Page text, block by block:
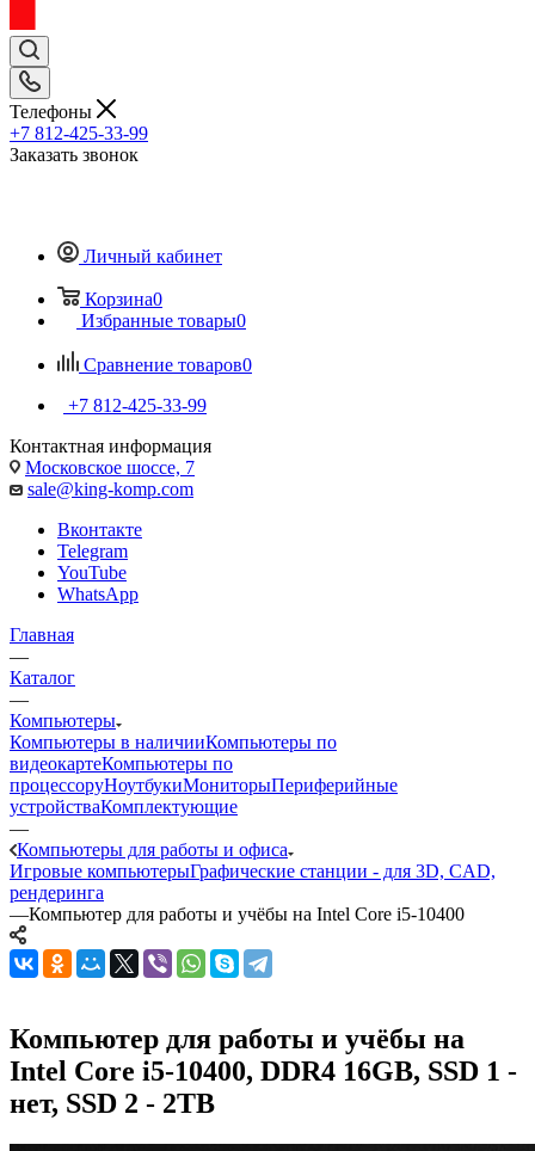
Телефоны
+7 812-425-33-99
Заказать звонок
Личный кабинет
Корзина0
Избранные товары0
Сравнение товаров0
+7 812-425-33-99
Контактная информация
Московское шоссе, 7
sale@king-komp.com
Вконтакте
Telegram
YouTube
WhatsApp
Главная
—
Каталог
—
Компьютеры
Компьютеры в наличииКомпьютеры по
видеокартеКомпьютеры по
процессоруНоутбукиМониторыПериферийные
устройстваКомплектующие
—
Компьютеры для работы и офиса
Игровые компьютерыГрафические станции - для 3D, CAD,
рендеринга
—Компьютер для работы и учёбы на Intel Core i5-10400
Компьютер для работы и учёбы на
Intel Core i5-10400, DDR4 16GB, SSD 1 -
нет, SSD 2 - 2TB